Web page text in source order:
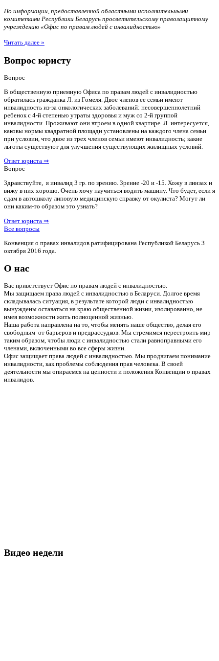
По информации, предоставленной областными исполнительными
комитетами Республики Беларусь просветительскому правозащитному
учреждению «Офис по правам людей с инвалидностью»
Читать далее »
Вопрос юристу
Вопрос
В общественную приемную Офиса по правам людей с инвалидностью
обратилась гражданка Л. из Гомеля. Двое членов ее семьи имеют
инвалидность из-за онкологических заболеваний: несовершеннолетний
ребенок с 4-й степенью утраты здоровья и муж со 2-й группой
инвалидности. Проживают они втроем в одной квартире. Л. интересуется,
каковы нормы квадратной площади установлены на каждого члена семьи
при условии, что двое из трех членов семьи имеют инвалидность; какие
льготы существуют для улучшения существующих жилищных условий.
Ответ юриста ⇒
Вопрос
Здравствуйте, я инвалид 3 гр. по зрению. Зрение -20 и -15. Хожу в линзах и
вижу в них хорошо. Очень хочу научиться водить машину. Что будет, если я
сдам в автошколу липовую медицинскую справку от окулиста? Могут ли
они каким-то образом это узнать?
Ответ юриста ⇒
Все вопросы
Конвенция о правах инвалидов ратифицирована Республикой Беларусь 3
октября 2016 года.
О нас
Вас приветствует Офис по правам людей с инвалидностью.
Мы защищаем права людей с инвалидностью в Беларуси. Долгое время
складывалась ситуация, в результате которой люди с инвалидностью
вынуждены оставаться на краю общественной жизни, изолированно, не
имея возможности жить полноценной жизнью.
Наша работа направлена на то, чтобы менять наше общество, делая его
свободным от барьеров и предрассудков. Мы стремимся перестроить мир
таким образом, чтобы люди с инвалидностью стали равноправными его
членами, включенными во все сферы жизни.
Офис защищает права людей с инвалидностью. Мы продвигаем понимание
инвалидности, как проблемы соблюдения прав человека. В своей
деятельности мы опираемся на ценности и положения Конвенции о правах
инвалидов.
Видео недели